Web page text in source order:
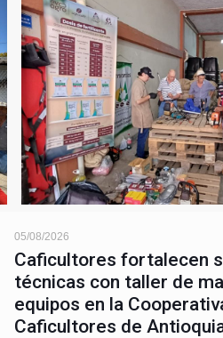
05/08/2026
Caficultores fortalecen
técnicas con taller de
equipos en la
Caficultores de